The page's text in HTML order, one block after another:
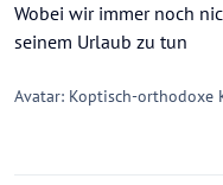
Wobei wir immer noch
seinem Urlaub zu tun
Avatar: Koptisch-orthodoxe